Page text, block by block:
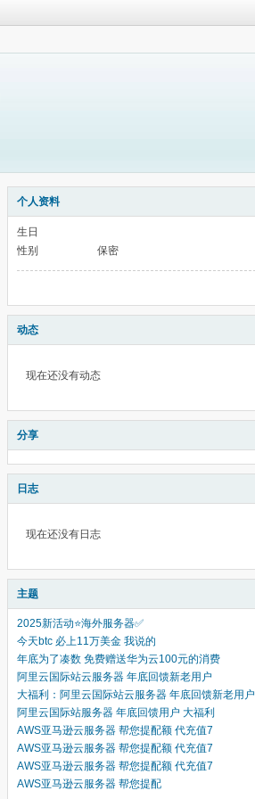
个人资料
生日
性别
保密
动态
现在还没有动态
分享
日志
现在还没有日志
主题
2025新活动⭐海外服务器✅
今天btc 必上11万美金 我说的
年底为了凑数 免费赠送华为云100元的消费
阿里云国际站云服务器 年底回馈新老用户
大福利：阿里云国际站云服务器 年底回馈新老用户
阿里云国际站服务器 年底回馈用户 大福利
AWS亚马逊云服务器 帮您提配额 代充值7
AWS亚马逊云服务器 帮您提配额 代充值7
AWS亚马逊云服务器 帮您提配额 代充值7
AWS亚马逊云服务器 帮您提配